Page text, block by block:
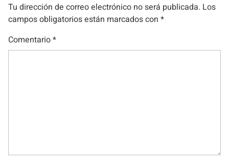
Tu dirección de correo electrónico no será publicada. Los
campos obligatorios están marcados con *
Comentario*